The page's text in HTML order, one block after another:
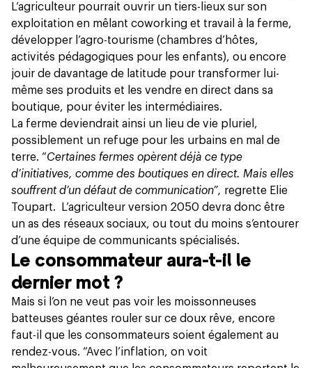
L’agriculteur pourrait ouvrir un tiers-lieux sur son
exploitation en mêlant coworking et travail à la ferme,
développer l’agro-tourisme (chambres d’hôtes,
activités pédagogiques pour les enfants), ou encore
jouir de davantage de latitude pour transformer lui-
même ses produits et les vendre en direct dans sa
boutique, pour éviter les intermédiaires.
La ferme deviendrait ainsi un lieu de vie pluriel,
possiblement un refuge pour les urbains en mal de
terre. “Certaines fermes opèrent déjà ce type
d’initiatives, comme des boutiques en direct. Mais elles
souffrent d’un défaut de communication”, regrette Elie
Toupart. L’agriculteur version 2050 devra donc être
un as des réseaux sociaux, ou tout du moins s’entourer
d’une équipe de communicants spécialisés.
Le consommateur aura-t-il le
dernier mot ?
Mais si l’on ne veut pas voir les moissonneuses
batteuses géantes rouler sur ce doux rêve, encore
faut-il que les consommateurs soient également au
rendez-vous. “Avec l’inflation, on voit